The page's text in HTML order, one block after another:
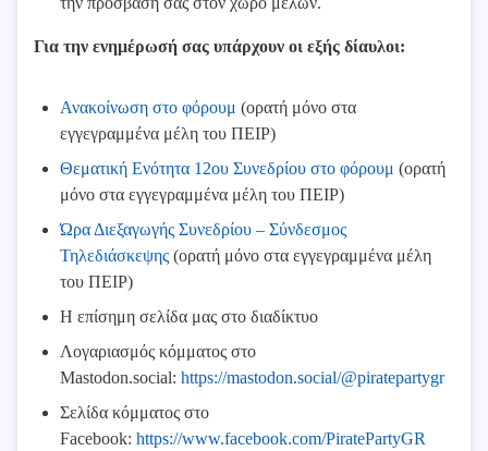
Για την ενημέρωσή σας υπάρχουν οι εξής δίαυλοι:
Ανακοίνωση στο φόρουμ (ορατή μόνο στα
εγγεγραμμένα μέλη του ΠΕΙΡ)
Θεματική Ενότητα 12ου Συνεδρίου στο φόρουμ (ορατή
μόνο στα εγγεγραμμένα μέλη του ΠΕΙΡ)
Ώρα Διεξαγωγής Συνεδρίου – Σύνδεσμος
Τηλεδιάσκεψης (ορατή μόνο στα εγγεγραμμένα μέλη
του ΠΕΙΡ)
Η επίσημη σελίδα μας στο διαδίκτυο
Λογαριασμός κόμματος στο
Mastodon.social: https://mastodon.social/@piratepartygr
Σελίδα κόμματος στο
Facebook: https://www.facebook.com/PiratePartyGR